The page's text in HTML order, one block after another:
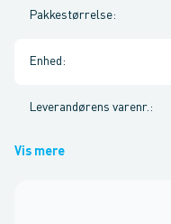
Pakkestørrelse:
Enhed :
Leverandørens varenr. :
Vis mere